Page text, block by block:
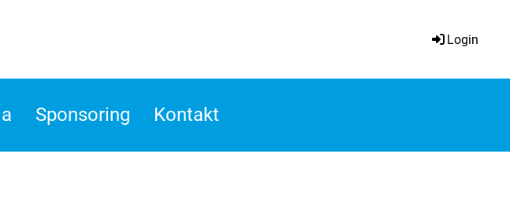
Login
Sponsoring Kontakt